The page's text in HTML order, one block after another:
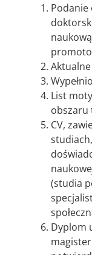
List
obszaru
CV,
(studia
Dyplom